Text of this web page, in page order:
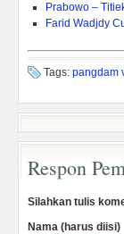
Prabowo –
Farid Wadjdy
Tags: pangdam
Respon
Silahkan tulis
Nama (harus diisi)